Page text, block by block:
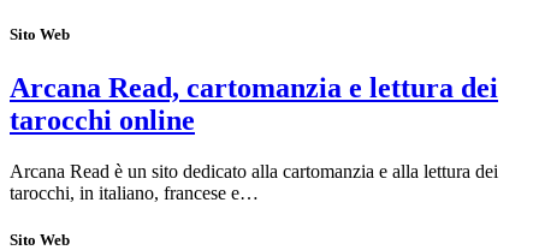
Sito Web
Arcana Read, cartomanzia e lettura dei
tarocchi online
Arcana Read è un sito dedicato alla cartomanzia e alla lettura dei
tarocchi, in italiano, francese e…
Sito Web